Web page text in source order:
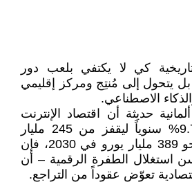
كي لا يكتفي بلعب دور
بل يتحول إلى مُنتِج ومركز إقليمي
الاصطناعي.
حديثة أن اقتصاد الإنترنت
هناك سينمو بمعدل 9.7% سنوياً ليقفز من 245 مليار
يورو في 2025 إلى نحو 389 مليار يورو في 2030، فإن
استغلال الطفرة الرقمية – أن
تعوّض عقوداً من التراجع.